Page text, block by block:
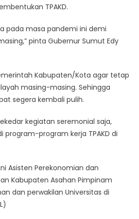
TPAKD.
pada masa pandemi ini demi
pinta Gubernur Sumut Edy
Kabupaten/Kota agar tetap
masing-masing. Sehingga
segera kembali pulih.
kegiatan seremonial saja,
program kerja TPAKD di
Asisten Perekonomian dan
Kabupaten Asahan Pimpinam
dan perwakilan Universitas di